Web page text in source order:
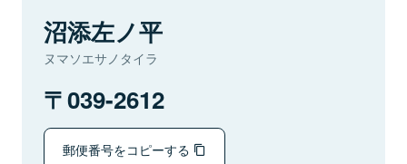
沼添左ノ平
ヌマソエサノタイラ
039-2612
郵便番号をコピーする